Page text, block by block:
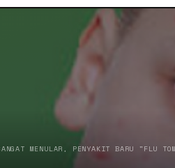
MENULAR, PENYAKIT BARU "FLU